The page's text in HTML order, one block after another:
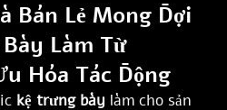
Bán Lẻ Mong Đợi
Làm Từ
Hóa Tác Động
kệ trưng bày làm cho sản